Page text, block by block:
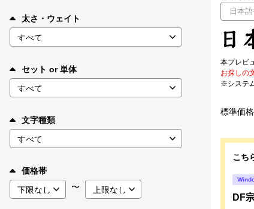
お問い合わせ
太さ・ウェイト
セット or 単体
文字種類
価格帯
〜
本プレビ
お探しの
※システ
標準価格
こち
DF